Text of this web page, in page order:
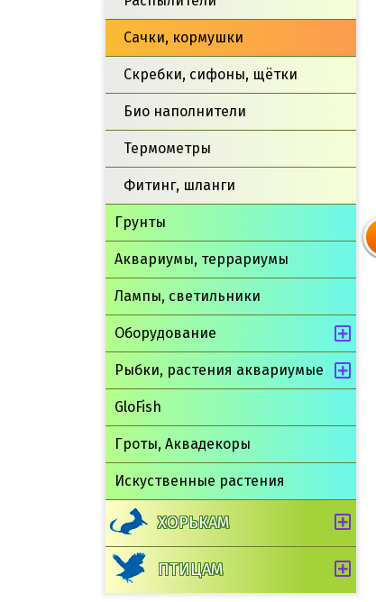
Сачки, кормушки
Скребки, сифоны, щётки
Био наполнители
Термометры
Фитинг, шланги
Грунты
Аквариумы, террариумы
Лампы, светильники
Оборудование
Рыбки, растения аквариумые
GloFish
Гроты, Аквадекоры
Искуственные растения
ХОРЬКАМ
ПТИЦАМ
-10%
ALEAS JENECA Терморегулятор
200w
898 руб.
шт